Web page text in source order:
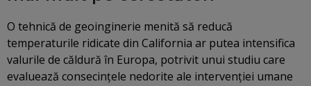
O tehnică de geoinginerie menită să reducă
temperaturile ridicate din California ar putea intensifica
valurile de căldură în Europa, potrivit unui studiu care
evaluează consecințele nedorite ale intervenției umane